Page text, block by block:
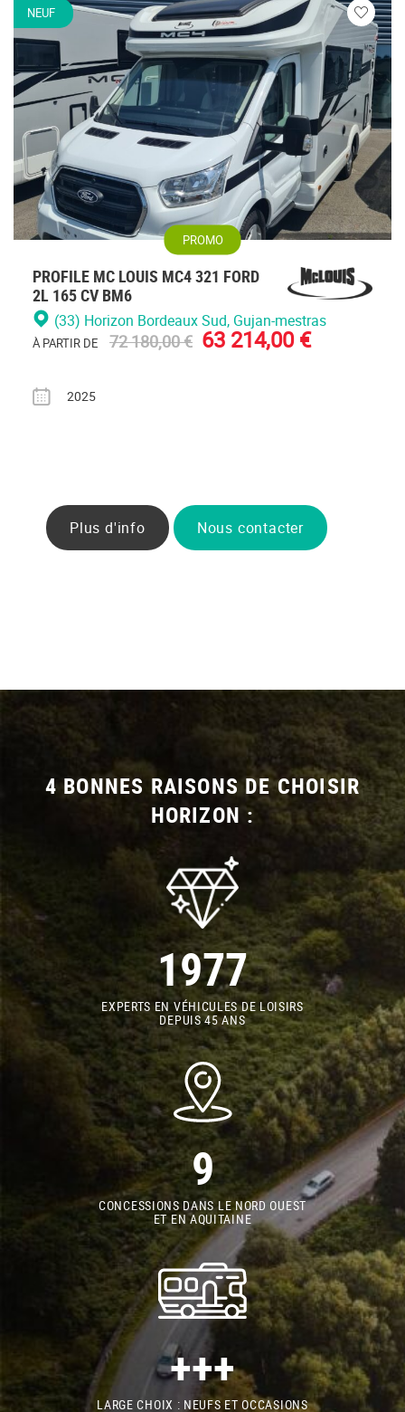
NEUF
Veuillez
vous
PROMO
PROFILE MC LOUIS MC4 321 FORD
2L 165 CV BM6
(33) Horizon Bordeaux Sud, Gujan-mestras
À PARTIR DE 72 180,00 € 63 214,00 €
Année
2025
Plus d'info Nous contacter
4 BONNES RAISONS DE CHOISIR
HORIZON :
1977
EXPERTS EN VÉHICULES DE LOISIRS
DEPUIS 45 ANS
9
CONCESSIONS DANS LE NORD OUEST
ET EN AQUITAINE
+++
LARGE CHOIX : NEUFS ET OCCASIONS